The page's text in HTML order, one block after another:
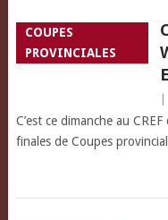
COUPES
PROVINCIALES
C’est ce dimanche au
finales de Coupes